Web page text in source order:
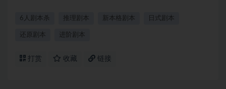
6人剧本杀 推理剧本 新本格剧本 日式剧本
还原剧本 进阶剧本
打赏 收藏 链接